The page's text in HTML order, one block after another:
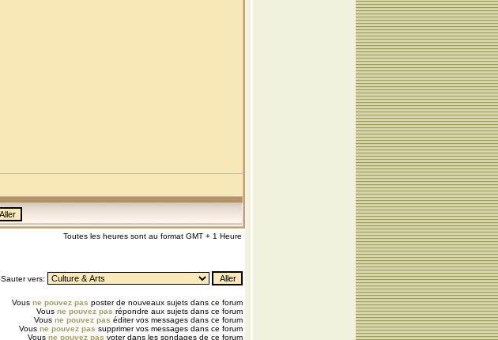
Toutes les heures sont au format GMT + 1 Heure
Sauter vers:
Vous ne pouvez pas poster de nouveaux sujets dans ce forum
Vous ne pouvez pas répondre aux sujets dans ce forum
Vous ne pouvez pas éditer vos messages dans ce forum
Vous ne pouvez pas supprimer vos messages dans ce forum
Vous ne pouvez pas voter dans les sondages de ce forum